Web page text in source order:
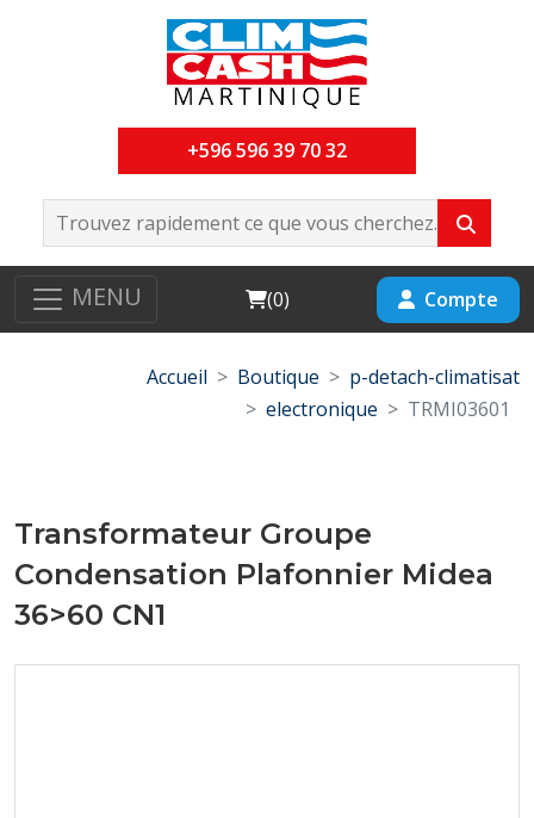
+596 596 39 70 32
MENU Cart
(0) Compte
Accueil Boutique
p-detach-climatisat
electronique
TRMI03601
Transformateur Groupe
Condensation Plafonnier Midea
36>60 CN1